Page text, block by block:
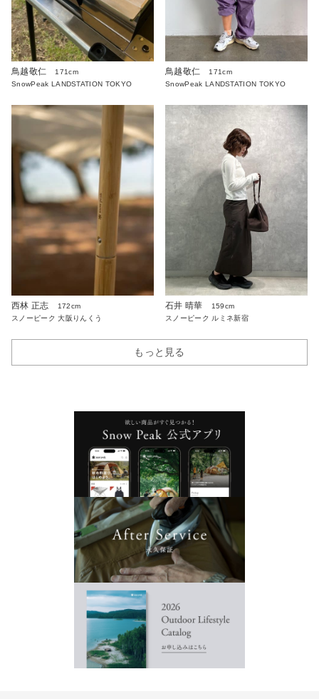
鳥越敬仁
171cm
SnowPeak LANDSTATION TOKYO
鳥越敬仁
171cm
SnowPeak LANDSTATION TOKYO
西林 正志
172cm
スノーピーク 大阪りんくう
石井 晴華
159cm
スノーピーク ルミネ新宿
もっと見る